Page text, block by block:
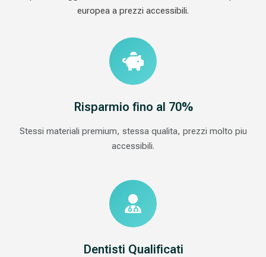
europea a prezzi accessibili.
Risparmio fino al 70%
Stessi materiali premium, stessa qualita, prezzi molto piu
accessibili.
Dentisti Qualificati